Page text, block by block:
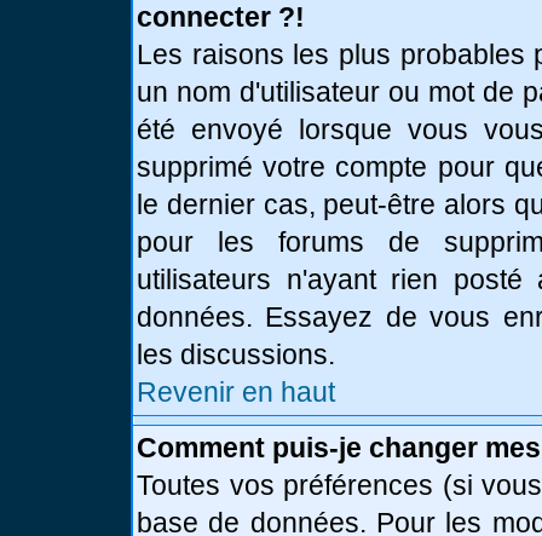
connecter ?!
Les raisons les plus probables
un nom d'utilisateur ou mot de
été envoyé lorsque vous
supprimé votre compte pour
le dernier cas, peut-être alors
pour les forums de
utilisateurs n'ayant rien
données. Essayez de vous
les discussions.
Revenir en haut
Comment puis-je changer
Toutes vos préférences (si
base de données. Pour les